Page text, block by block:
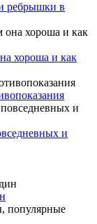
ребрышки в
хороша и как
и